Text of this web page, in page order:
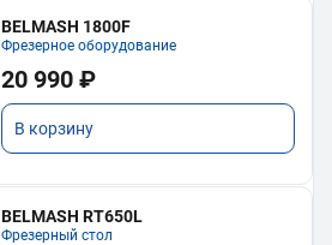
BELMASH 1800F
Фрезерное оборудование
20 990 ₽
В корзину
BELMASH RT650L
Фрезерный стол